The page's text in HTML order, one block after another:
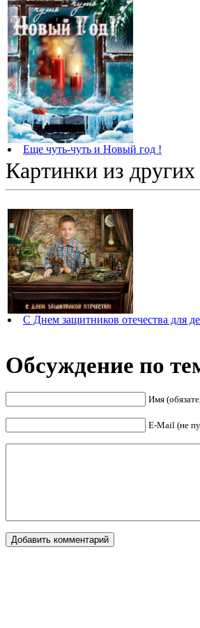
Еще чуть-чуть и Новый год !
Картинки из других
С Днем защитников отечества для
Обсуждение по
Имя
E-Mail (не